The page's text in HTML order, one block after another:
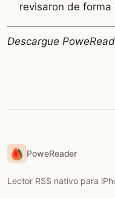
revisaron de forma
Descargue
PoweReader
Lector RSS nativo para